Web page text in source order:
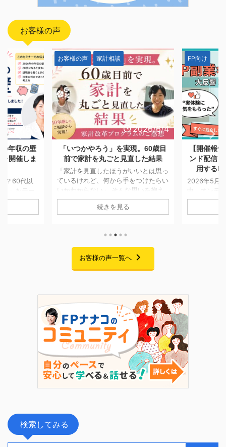
お客様の声
2026/6/4
現。60歳目
した結果
をつけたらい
思いを抱え
移せない方は
改革プログラ
FP向け
2026/5/28
【開催報告】日本FP協会オンデマ
ンド配信「副業としてFP資格を活
用するFPキャリアセミナー」
2026年5月7日〜5月25日までの期間
中、オンデマンド配信にてお届けして
おりました「副業としてFP資格を活
用するFPキャリアセミナー」の配信
また熱意あふれる素晴らしいご感想を
たくさんお寄せいただきました。この
場を借りて、心より御礼申し上げま
す。 セミナーでお話ししたこと 私自
のすべてがゼロで、手元にあるのは
FP資格だけという状態からのスター
トでした。 今回のセミナーでは ...
続きを見る
お客様の声
「一生
つける
も消え
「将来の
AIでの試
お客様の声一覧へ
検索してみる